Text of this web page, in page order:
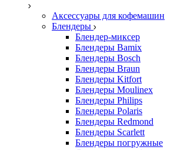
Аксессуары для кофемашин
Блендеры
Блендер-миксер
Блендеры Bamix
Блендеры Bosch
Блендеры Braun
Блендеры Kitfort
Блендеры Moulinex
Блендеры Philips
Блендеры Polaris
Блендеры Redmond
Блендеры Scarlett
Блендеры погружные